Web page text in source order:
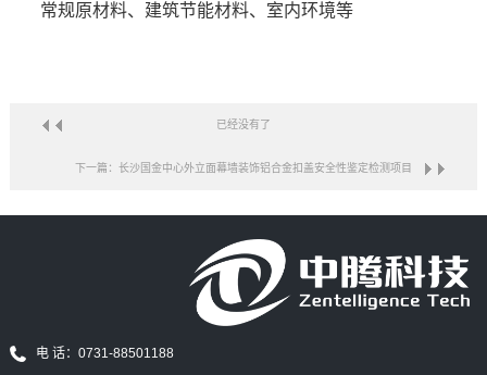
常规原材料、建筑节能材料、室内环境等
已经没有了
下一篇：长沙国金中心外立面幕墙装饰铝合金扣盖安全性鉴定检测项目
电 话：0731-88501188